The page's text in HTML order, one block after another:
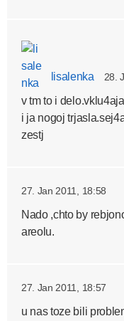
lisalenka 28.
v tm to i
i ja nogoj
zestj
27. Jan 2011, 18:58
Nado ,chto by
areolu.
27. Jan 2011, 18:57
u nas toze bili